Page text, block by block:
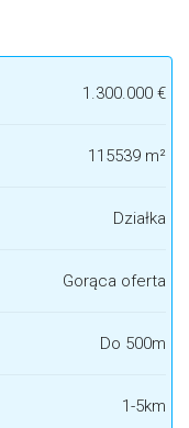
1.300.000 €
115539 m²
Działka
Gorąca oferta
Do 500m
1-5km